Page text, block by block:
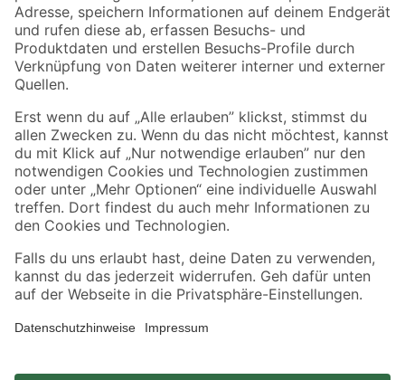
Sicher einkaufen
Jetzt die toom-App herunterladen
Alle Preisangaben in EUR inkl. gesetzl. MwSt.. Die dargestellten Angebote sind unter
Umständen nicht in allen Märkten verfügbar. Die angegebenen Verfügbarkeiten beziehen
sich auf den unter "Mein Markt" ausgewählten toom Baumarkt. Alle Angebote und
*Paketversand ab 59 € versandkostenfrei, gilt nicht für Artikel mit Speditionsversand, hier
fallen zusätzliche Versandkosten an.